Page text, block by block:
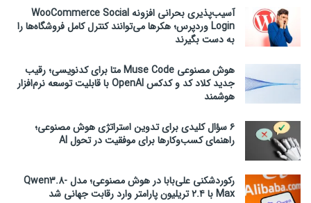
آسیب‌پذیری بحرانی افزونه WooCommerce Social
Login وردپرس؛ هکرها می‌توانند کنترل کامل فروشگاه‌ها را
به دست بگیرند
هوش مصنوعی Muse Code متا برای کدنویسی؛ رقیب
جدید کلاد کد و کدکس OpenAI با قابلیت توسعه نرم‌افزار
هوشمند
۶ سؤال کلیدی برای تدوین استراتژی هوش مصنوعی؛
راهنمای کسب‌وکارها برای موفقیت در تحول AI
رکوردشکنی علی‌بابا در هوش مصنوعی؛ مدل Qwen3.8-
Max با ۲.۴ تریلیون پارامتر وارد رقابت جهانی شد